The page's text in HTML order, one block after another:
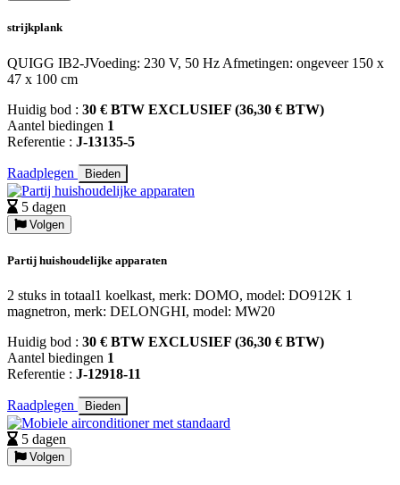
strijkplank
QUIGG IB2-JVoeding: 230 V, 50 Hz Afmetingen: ongeveer 150 x
47 x 100 cm
Huidig bod : 30 € BTW EXCLUSIEF (36,30 € BTW)
Aantel biedingen 1
Referentie : J-13135-5
Raadplegen Bieden
5 dagen
Volgen
Partij huishoudelijke apparaten
2 stuks in totaal1 koelkast, merk: DOMO, model: DO912K 1
magnetron, merk: DELONGHI, model: MW20
Huidig bod : 30 € BTW EXCLUSIEF (36,30 € BTW)
Aantel biedingen 1
Referentie : J-12918-11
Raadplegen Bieden
5 dagen
Volgen